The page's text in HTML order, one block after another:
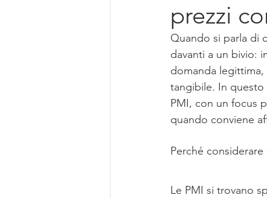
prezzi
Quando si parla di
davanti a un bivio:
domanda
tangibile. In
PMI, con un focus
quando conviene
Perché
Le PMI si trovano